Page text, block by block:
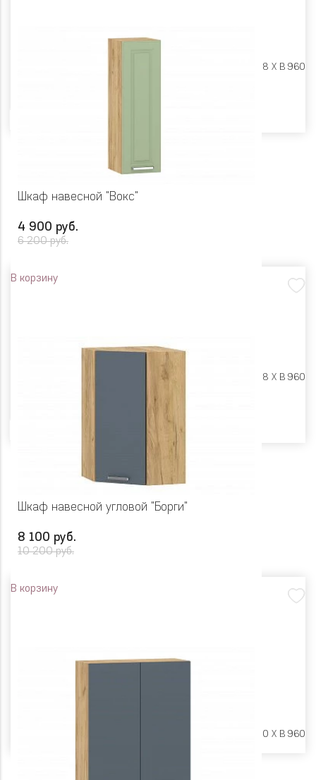
Ш 400 X Г 318 X В 960
Шкаф навесной "Вокс"
4 900 руб.
6 200 руб.
В корзину
Ш 300 X Г 318 X В 960
Шкаф навесной угловой "Борги"
8 100 руб.
10 200 руб.
В корзину
Ш 600 X Г 600 X В 960